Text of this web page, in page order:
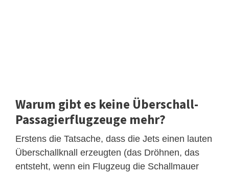
Warum gibt es keine Überschall-
Passagierflugzeuge mehr?
Erstens die Tatsache, dass die Jets einen lauten
Überschallknall erzeugten (das Dröhnen, das
entsteht, wenn ein Flugzeug die Schallmauer